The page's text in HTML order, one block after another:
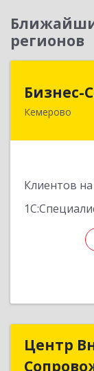
регионов
Бизнес-
Кемерово
Клиентов
650992,
Центр